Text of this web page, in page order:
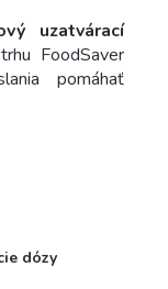
uzatvárací
FoodSaver
pomáhať
dózy